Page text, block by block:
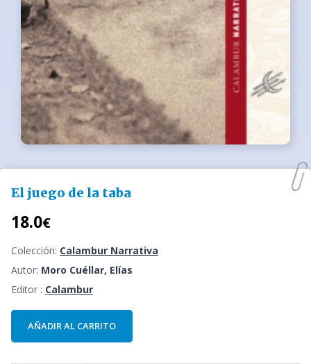
El juego de la taba
18.0€
Colección: Calambur Narrativa
Autor: Moro Cuéllar, Elías
Editor : Calambur
AÑADIR AL CARRITO